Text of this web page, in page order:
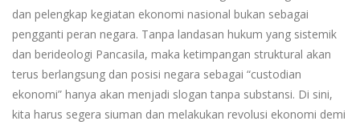
dan pelengkap kegiatan ekonomi nasional bukan sebagai
pengganti peran negara. Tanpa landasan hukum yang sistemik
dan berideologi Pancasila, maka ketimpangan struktural akan
terus berlangsung dan posisi negara sebagai “custodian
ekonomi” hanya akan menjadi slogan tanpa substansi. Di sini,
kita harus segera siuman dan melakukan revolusi ekonomi demi